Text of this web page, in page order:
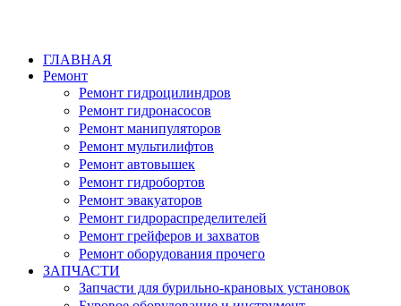
ГЛАВНАЯ
Ремонт
Ремонт гидроцилиндров
Ремонт гидронасосов
Ремонт манипуляторов
Ремонт мультилифтов
Ремонт автовышек
Ремонт гидробортов
Ремонт эвакуаторов
Ремонт гидрораспределителей
Ремонт грейферов и захватов
Ремонт оборудования прочего
ЗАПЧАСТИ
Запчасти для бурильно-крановых установок